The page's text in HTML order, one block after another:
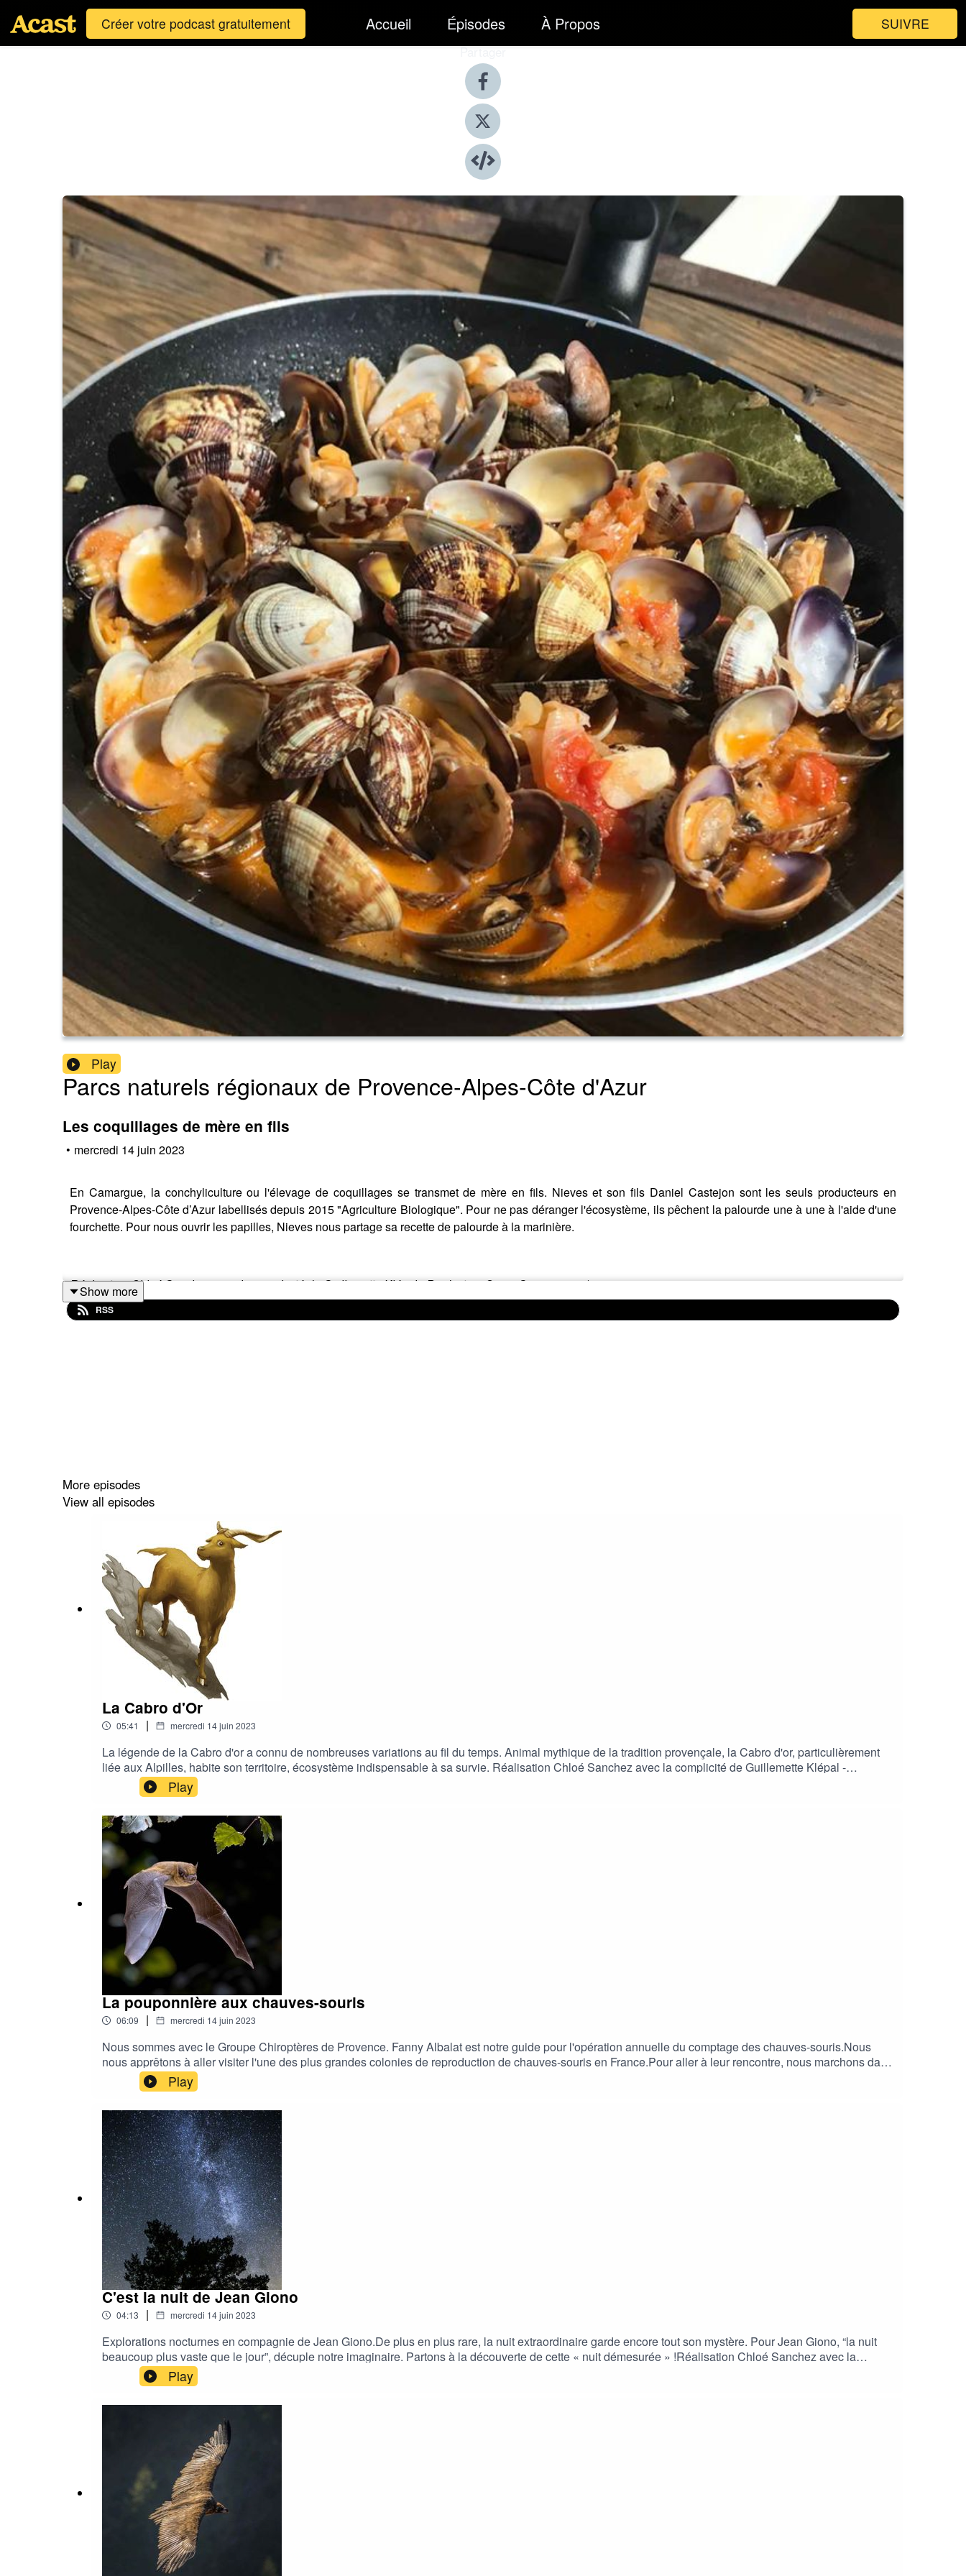
Créer votre podcast gratuitement Accueil Épisodes À Propos SUIVRE
Partager
Play
Parcs naturels régionaux de Provence-Alpes-Côte d'Azur
Les coquillages de mère en fils
• mercredi 14 juin 2023
En Camargue, la conchyliculture ou l'élevage de coquillages se transmet de mère en fils. Nieves et son fils Daniel Castejon sont les seuls producteurs en
Provence-Alpes-Côte d’Azur labellisés depuis 2015 "Agriculture Biologique". Pour ne pas déranger l'écosystème, ils pêchent la palourde une à une à l'aide d'une
fourchette. Pour nous ouvrir les papilles, Nieves nous partage sa recette de palourde à la marinière.
Réalisation Chloé Sanchez avec la complicité de Guillemette Klépal-Production Corps Sonore 2022/2023
Avec le soutien financier de la Région Sud
Show more
RSS
More episodes
View all episodes
La Cabro d'Or
05:41 | mercredi 14 juin 2023
La légende de la Cabro d'or a connu de nombreuses variations au fil du temps. Animal mythique de la tradition provençale, la Cabro d'or, particulièrement
liée aux Alpilles, habite son territoire, écosystème indispensable à sa survie. Réalisation Chloé Sanchez avec la complicité de Guillemette Klépal -
Production Corps Sonore 2022/2023 Avec le soutien financier de la Région Sud
Play
La pouponnière aux chauves-souris
06:09 | mercredi 14 juin 2023
Nous sommes avec le Groupe Chiroptères de Provence. Fanny Albalat est notre guide pour l'opération annuelle du comptage des chauves-souris.Nous
nous apprêtons à aller visiter l'une des plus grandes colonies de reproduction de chauves-souris en France.Pour aller à leur rencontre, nous marchons dans
le noir dans un tunnel interdit au public. Les chauve-souris ont élu domicile dans une grotte au-dessus du tunnel. En passant par une trappe, une échelle
nous amène 12 mètres plus haut au plus près de la colonie…Réalisation Chloé Sanchez avec la complicité de Guillemette Klépal - Production Corps
Sonore 2022/2023 Avec le soutien financier de la Région Sud
Play
C'est la nuit de Jean Giono
04:13 | mercredi 14 juin 2023
Explorations nocturnes en compagnie de Jean Giono.De plus en plus rare, la nuit extraordinaire garde encore tout son mystère. Pour Jean Giono, “la nuit
beaucoup plus vaste que le jour”, décuple notre imaginaire. Partons à la découverte de cette « nuit démesurée » !Réalisation Chloé Sanchez avec la
complicité de Guillemette Klépal - Production Corps Sonore 2022/2023 Avec le soutien financier de la Région Sud
Play